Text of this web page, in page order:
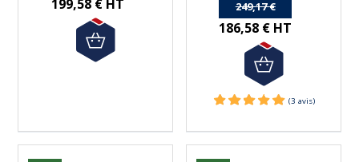
199,58 € HT 249,17 €
186,58 € HT